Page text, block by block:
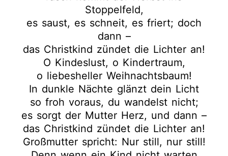
Stoppelfeld,
es saust, es schneit, es friert; doch
dann –
das Christkind zündet die Lichter an!
O Kindeslust, o Kindertraum,
o liebesheller Weihnachtsbaum!
In dunkle Nächte glänzt dein Licht
so froh voraus, du wandelst nicht;
es sorgt der Mutter Herz, und dann –
das Christkind zündet die Lichter an!
Großmutter spricht: Nur still, nur still!